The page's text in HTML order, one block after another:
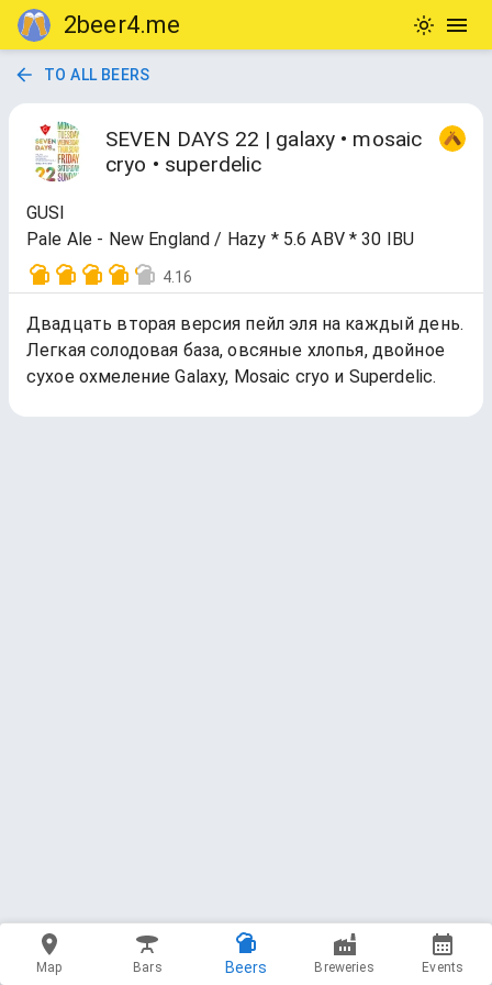
2beer4.me
TO ALL BEERS
SEVEN DAYS 22 | galaxy • mosaic
cryo • superdelic
GUSI
Pale Ale - New England / Hazy * 5.6 ABV * 30 IBU
4.16
Двадцать вторая версия пейл эля на каждый день.
Легкая солодовая база, овсяные хлопья, двойное
сухое охмеление Galaxy, Mosaic cryo и Superdelic.
Map Bars Beers Breweries Events